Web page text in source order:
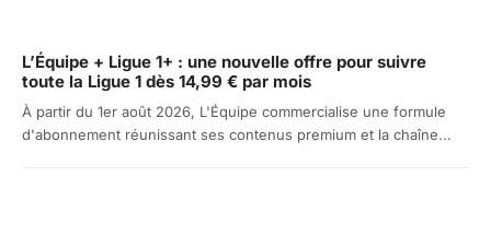
L’Équipe + Ligue 1+ : une nouvelle offre pour suivre
toute la Ligue 1 dès 14,99 € par mois
À partir du 1er août 2026, L'Équipe commercialise une formule
d'abonnement réunissant ses contenus premium et la chaîne...